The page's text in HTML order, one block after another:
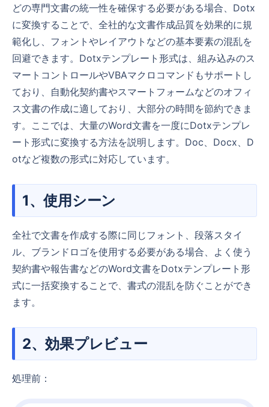
どの専門文書の統一性を確保する必要がある場合、Dotx
に変換することで、全社的な文書作成品質を効果的に規
範化し、フォントやレイアウトなどの基本要素の混乱を
回避できます。Dotxテンプレート形式は、組み込みのス
マートコントロールやVBAマクロコマンドもサポートし
ており、自動化契約書やスマートフォームなどのオフィ
ス文書の作成に適しており、大部分の時間を節約できま
す。ここでは、大量のWord文書を一度にDotxテンプレ
ート形式に変換する方法を説明します。Doc、Docx、D
otなど複数の形式に対応しています。
1、使用シーン
全社で文書を作成する際に同じフォント、段落スタイ
ル、ブランドロゴを使用する必要がある場合、よく使う
契約書や報告書などのWord文書をDotxテンプレート形
式に一括変換することで、書式の混乱を防ぐことができ
ます。
2、効果プレビュー
処理前：